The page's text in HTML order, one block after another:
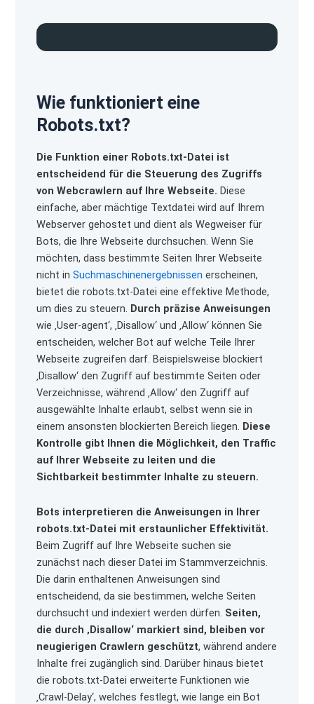
Wie funktioniert eine
Robots.txt?
Die Funktion einer Robots.txt-Datei ist
entscheidend für die Steuerung des Zugriffs
von Webcrawlern auf Ihre Webseite. Diese
einfache, aber mächtige Textdatei wird auf Ihrem
Webserver gehostet und dient als Wegweiser für
Bots, die Ihre Webseite durchsuchen. Wenn Sie
möchten, dass bestimmte Seiten Ihrer Webseite
nicht inSuchmaschinenergebnissen erscheinen,
bietet die robots.txt-Datei eine effektive Methode,
um dies zu steuern. Durch präzise Anweisungen
wie ‚User-agent‘, ‚Disallow‘ und ‚Allow‘ können Sie
entscheiden, welcher Bot auf welche Teile Ihrer
Webseite zugreifen darf. Beispielsweise blockiert
‚Disallow‘ den Zugriff auf bestimmte Seiten oder
Verzeichnisse, während ‚Allow‘ den Zugriff auf
ausgewählte Inhalte erlaubt, selbst wenn sie in
einem ansonsten blockierten Bereich liegen. Diese
Kontrolle gibt Ihnen die Möglichkeit, den Traffic
auf Ihrer Webseite zu leiten und die
Sichtbarkeit bestimmter Inhalte zu steuern.
Bots interpretieren die Anweisungen in Ihrer
robots.txt-Datei mit erstaunlicher Effektivität.
Beim Zugriff auf Ihre Webseite suchen sie
zunächst nach dieser Datei im Stammverzeichnis.
Die darin enthaltenen Anweisungen sind
entscheidend, da sie bestimmen, welche Seiten
durchsucht und indexiert werden dürfen. Seiten,
die durch ‚Disallow‘ markiert sind, bleiben vor
neugierigen Crawlern geschützt, während andere
Inhalte frei zugänglich sind. Darüber hinaus bietet
die robots.txt-Datei erweiterte Funktionen wie
‚Crawl-Delay‘, welches festlegt, wie lange ein Bot